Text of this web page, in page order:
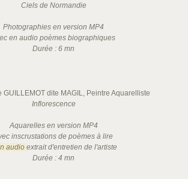
Ciels de Normandie
Photographies en version MP4
en audio poèmes biographiques
Durée : 6 mn
GUILLEMOT dite MAGIL, Peintre Aquarelliste
Inflorescence
Aquarelles en version MP4
inscrustations de poèmes à lire
audio extrait d'entretien de l'artiste
Durée : 4 mn